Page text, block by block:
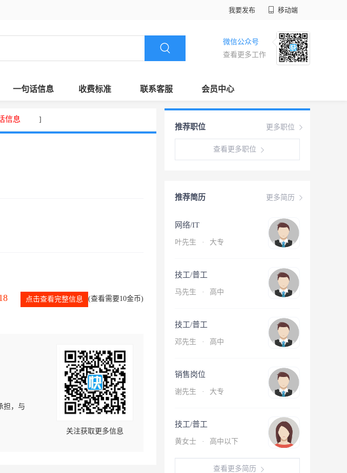
我要发布 移动端
微信公众号
查看更多工作
一句话信息 收费标准 联系客服 会员中心
信息 ]
点击查看完整信息 (查看需要10金币)
担，与
关注获取更多信息
更多职位
推荐职位
查看更多职位
更多简历
推荐简历
网络/IT
叶先生 · 大专
技工/普工
马先生 · 高中
技工/普工
邓先生 · 高中
销售岗位
谢先生 · 大专
技工/普工
黄女士 · 高中以下
查看更多简历